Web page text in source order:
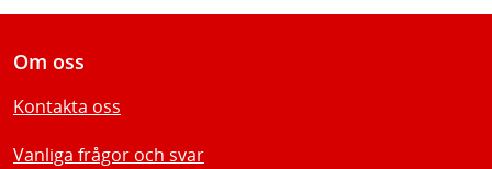
Om oss
Kontakta oss
Vanliga frågor och svar